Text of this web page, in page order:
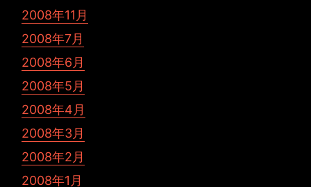
2008年11月
2008年7月
2008年6月
2008年5月
2008年4月
2008年3月
2008年2月
2008年1月